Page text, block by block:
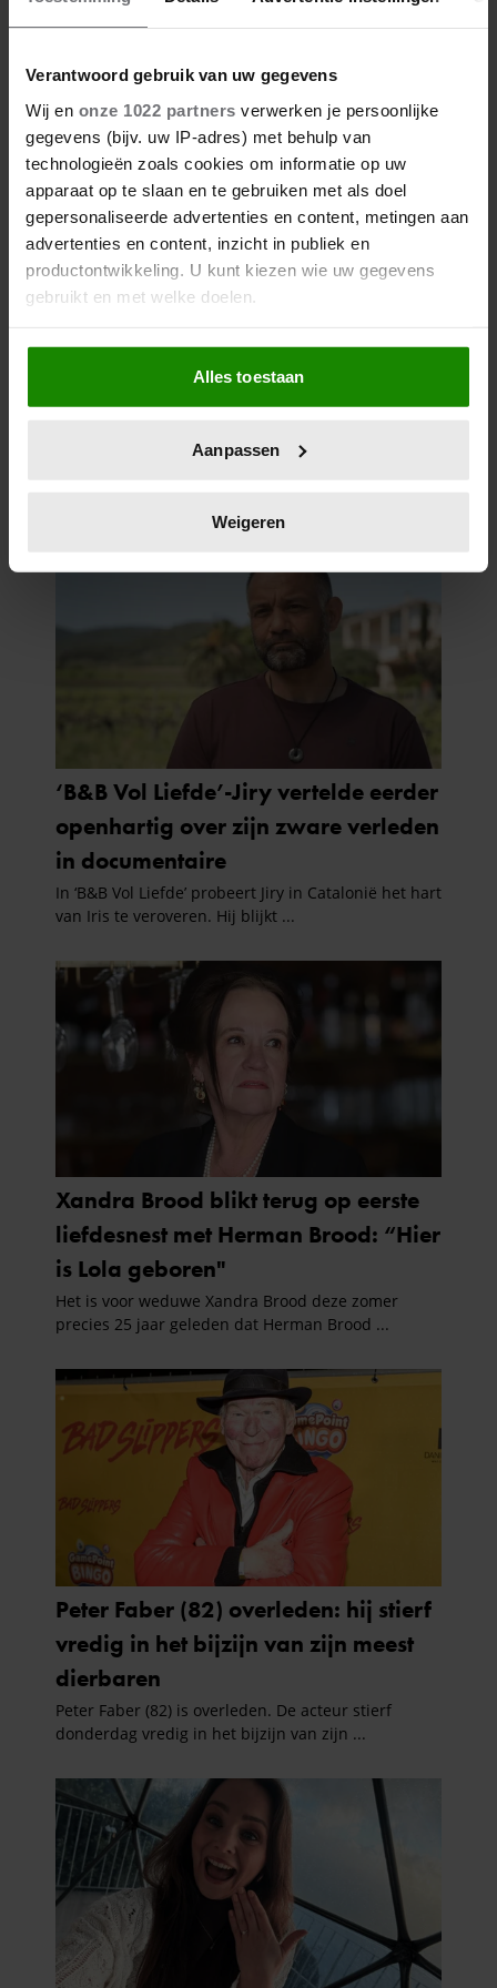
Verantwoord gebruik van uw gegevens
Wij en onze 1022 partners verwerken je persoonlijke
gegevens (bijv. uw IP-adres) met behulp van
technologieën zoals cookies om informatie op uw
apparaat op te slaan en te gebruiken met als doel
gepersonaliseerde advertenties en content, metingen aan
advertenties en content, inzicht in publiek en
productontwikkeling. U kunt kiezen wie uw gegevens
gebruikt en met welke doelen.
Als u het toestaat, willen we ook graag:
Informatie verzamelen over uw geografische
locatie, die tot een paar meter nauwkeurig kan zijn
scannen op specifieke eigenschappen (fingerprinting)
verwerkt en stel uw voorkeuren in het
intrekken in de Cookieverklaring.
We gebruiken cookies om content en advertenties te
personaliseren, om functies voor social media te bieden
en om ons websiteverkeer te analyseren. Ook delen we
informatie over uw gebruik van onze site met onze
partners voor social media, adverteren en analyse. Deze
partners kunnen deze gegevens combineren met andere
informatie die u aan ze heeft verstrekt of die ze hebben
verzameld op basis van uw gebruik van hun services. U
gaat akkoord met onze cookies als u onze website blijft
gebruiken.
Alles toestaan
Aanpassen
Weigeren